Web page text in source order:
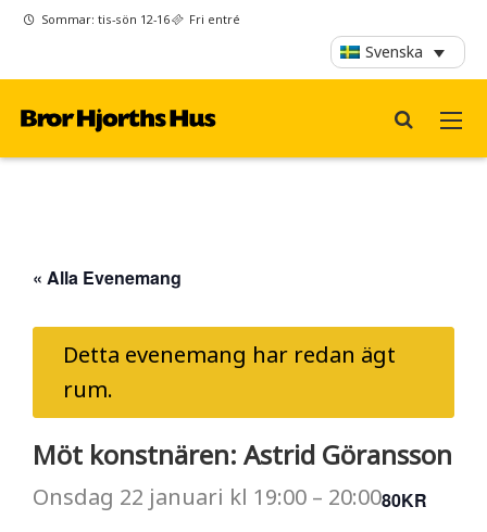
Sommar: tis-sön 12-16 Fri entré
Svenska
« Alla Evenemang
Detta evenemang har redan ägt
rum.
Möt konstnären: Astrid Göransson
Onsdag 22 januari kl 19:00 – 20:0080KR